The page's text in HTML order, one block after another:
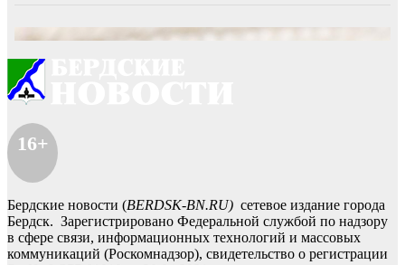
16+
Бердские новости (BERDSK-BN.RU) сетевое издание города
Бердск. Зарегистрировано Федеральной службой по надзору
в сфере связи, информационных технологий и массовых
коммуникаций (Роскомнадзор), свидетельство о регистрации